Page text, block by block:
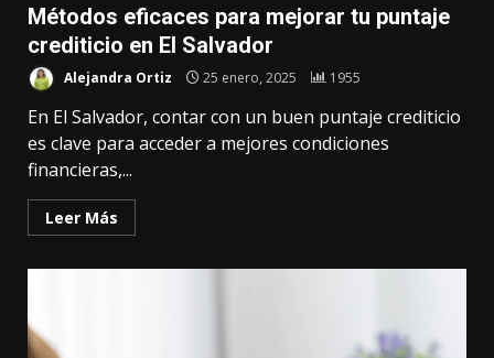
Métodos eficaces para mejorar tu puntaje
crediticio en El Salvador
Alejandra Ortiz 25 enero, 2025 1955
En El Salvador, contar con un buen puntaje crediticio
es clave para acceder a mejores condiciones
financieras,...
Leer Más